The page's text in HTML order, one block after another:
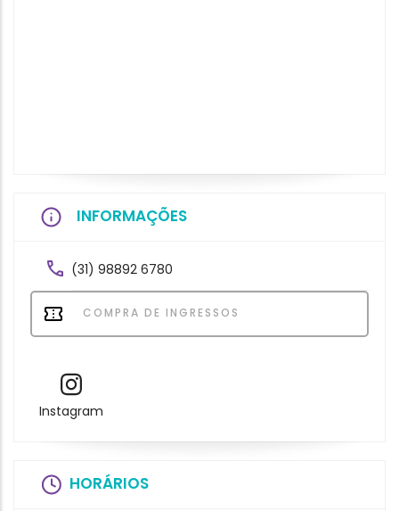
INFORMAÇÕES
(31) 98892 6780
COMPRA DE INGRESSOS
Instagram
HORÁRIOS